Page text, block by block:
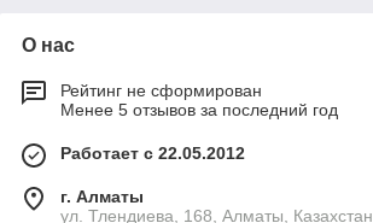
О нас
Рейтинг не сформирован
Менее 5 отзывов за последний год
Работает с 22.05.2012
г. Алматы
ул. Тлендиева, 168, Алматы, Казахстан